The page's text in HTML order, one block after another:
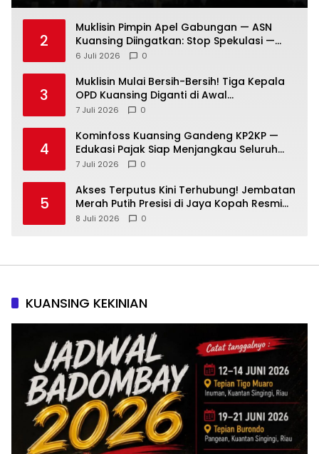
2
Muklisin Pimpin Apel Gabungan — ASN
Kuansing Diingatkan: Stop Spekulasi —
Fokus Layani Rakyat!
6 Juli 2026 0
3
Muklisin Mulai Bersih-Bersih! Tiga Kepala
OPD Kuansing Diganti di Awal
Kepemimpinan
7 Juli 2026 0
4
Kominfoss Kuansing Gandeng KP2KP —
Edukasi Pajak Siap Menjangkau Seluruh
Masyarakat
7 Juli 2026 0
5
Akses Terputus Kini Terhubung! Jembatan
Merah Putih Presisi di Jaya Kopah Resmi
Berdiri — Polri Buktikan Pembangunan Tak
8 Juli 2026 0
KUANSING KEKINIAN